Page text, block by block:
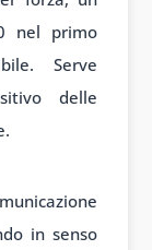
nel primo
Serve
delle
in senso